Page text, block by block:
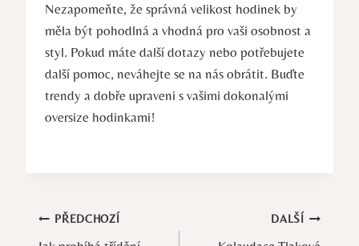
Nezapomeňte, že správná velikost hodinek by
měla být pohodlná a vhodná pro vaši osobnost a
styl. Pokud máte další dotazy nebo potřebujete
další pomoc, neváhejte se na nás obrátit. Buďte
trendy a dobře upraveni s vašimi dokonalými
oversize hodinkami!
Navigace
PŘEDCHOZÍ DALŠÍ